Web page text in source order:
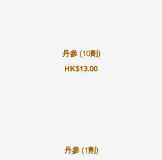
丹參 (10劑)
HK$13.00
丹參 (1劑)